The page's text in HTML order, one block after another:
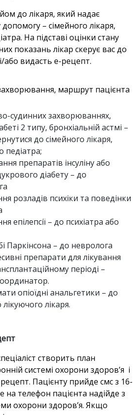
до лікаря, який надає
– сімейного лікаря,
На підставі оцінки стану
показань лікар скерує вас до
і/або видасть е-рецепт.
маршрут пацієнта
судинних захворюваннях,
2 типу, бронхіальній астмі –
до сімейного лікаря,
педіатра;
препаратів інсуліну або
діабету – до
розладів психіки та поведінки
епілепсії – до психіатра або
Паркінсона – до невролога
препарати для лікування
періоді –
опіоїдні анальгетики – до
лікаря.
створить план
системі охорони здоров’я і
Пацієнту прийде смс з 16-
на телефон пацієнта надійде з
охорони здоров’я. Якщо